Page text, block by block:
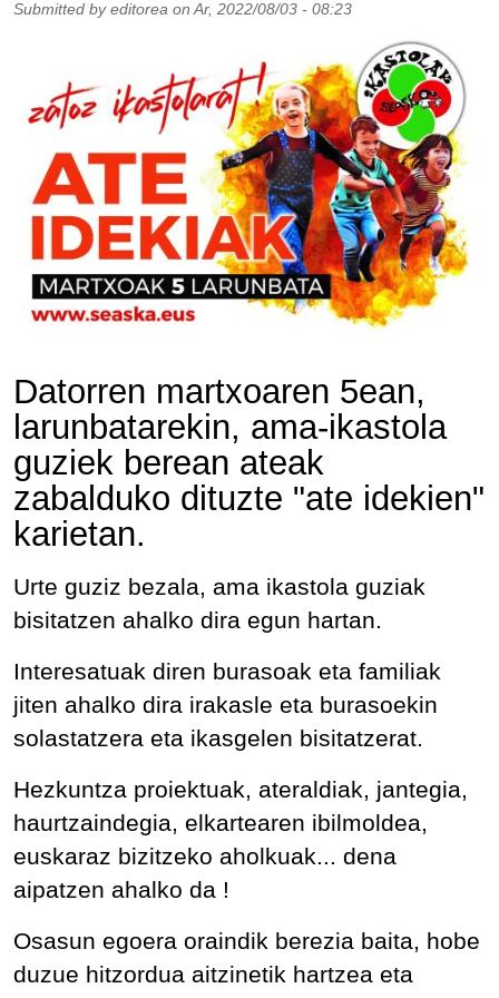
Submitted by editorea on Ar, 2022/08/03 - 08:23
Datorren martxoaren 5ean,
larunbatarekin, ama-ikastola
guziek berean ateak
zabalduko dituzte "ate idekien"
karietan.
Urte guziz bezala, ama ikastola guziak
bisitatzen ahalko dira egun hartan.
Interesatuak diren burasoak eta familiak
jiten ahalko dira irakasle eta burasoekin
solastatzera eta ikasgelen bisitatzerat.
Hezkuntza proiektuak, ateraldiak, jantegia,
haurtzaindegia, elkartearen ibilmoldea,
euskaraz bizitzeko aholkuak... dena
aipatzen ahalko da !
Osasun egoera oraindik berezia baita, hobe
duzue hitzordua aitzinetik hartzea eta